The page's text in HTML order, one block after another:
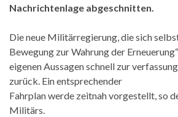
Nachrichtenlage abgeschnitten.
Die neue Militärregierung, die sich
Bewegung zur Wahrung der
eigenen Aussagen schnell zur
zurück. Ein entsprechender
Fahrplan werde zeitnah vorgestellt, so
Militärs.